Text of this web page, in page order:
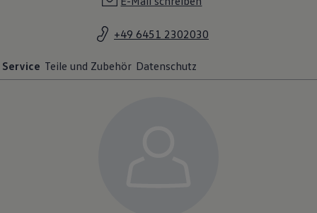
+49 6451 2302030
Service Teile und Zubehör Datenschutz